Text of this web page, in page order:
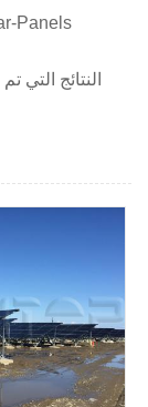
Panels